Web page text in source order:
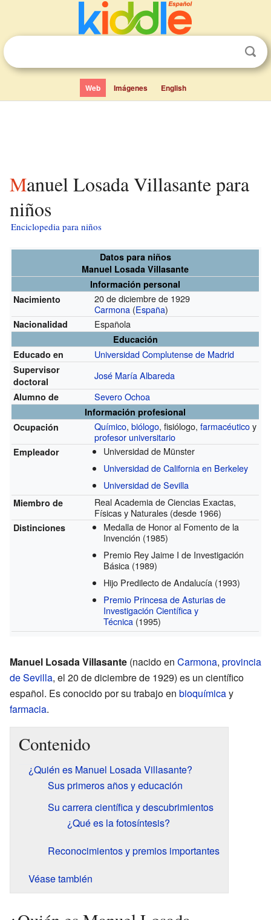
Web Imágenes English
Manuel Losada Villasante para
niños
Enciclopedia para niños
Datos para niños
Manuel Losada Villasante
Información personal
Nacimiento
20 de diciembre de 1929
Carmona (España)
Nacionalidad Española
Educación
Educado en
Universidad Complutense de Madrid
Supervisor
doctoral
José María Albareda
Alumno de Severo Ochoa
Información profesional
Ocupación
Químico,biólogo, fisiólogo,farmacéuticoy
profesor universitario
Empleador
Universidad de Münster
Universidad de California en Berkeley
Universidad de Sevilla
Miembro de
Real Academia de Ciencias Exactas,
Físicas y Naturales (desde 1966)
Distinciones
Medalla de Honor al Fomento de la
Invención (1985)
Premio Rey Jaime I de Investigación
Básica (1989)
Hijo Predilecto de Andalucía (1993)
Premio Princesa de Asturias de
Investigación Científica y
Técnica (1995)
Manuel Losada Villasante (nacido en Carmona, provincia
de Sevilla, el 20 de diciembre de 1929) es un científico
español. Es conocido por su trabajo en bioquímicay
farmacia.
Contenido
¿Quién es Manuel Losada Villasante?
Sus primeros años y educación
Su carrera científica y descubrimientos
¿Qué es la fotosíntesis?
Reconocimientos y premios importantes
Véase también